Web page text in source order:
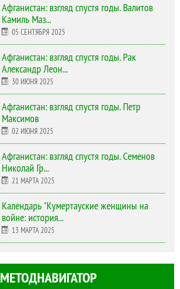
Афганистан: взгляд спустя годы. Валитов
Камиль Маз...
05 СЕНТЯБРЯ 2025
Афганистан: взгляд спустя годы. Рак
Александр Леон...
30 ИЮНЯ 2025
Афганистан: взгляд спустя годы. Петр
Максимов
02 ИЮНЯ 2025
Афганистан: взгляд спустя годы. Семенов
Николай Гр...
21 МАРТА 2025
Календарь "Кумертауские женщины на
войне: история...
13 МАРТА 2025
МЕТОДНАВИГАТОР